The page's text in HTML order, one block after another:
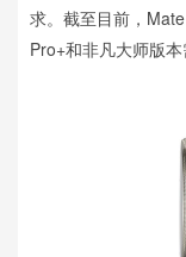
求。截至目前，
Pro+和非凡大师版本